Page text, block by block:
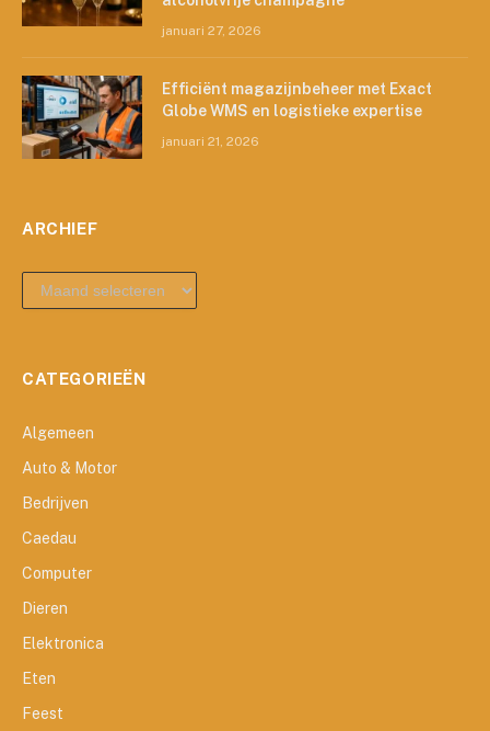
januari 27, 2026
Efficiënt magazijnbeheer met Exact
Globe WMS en logistieke expertise
januari 21, 2026
ARCHIEF
archief
CATEGORIEËN
Algemeen
Auto & Motor
Bedrijven
Caedau
Computer
Dieren
Elektronica
Eten
Feest